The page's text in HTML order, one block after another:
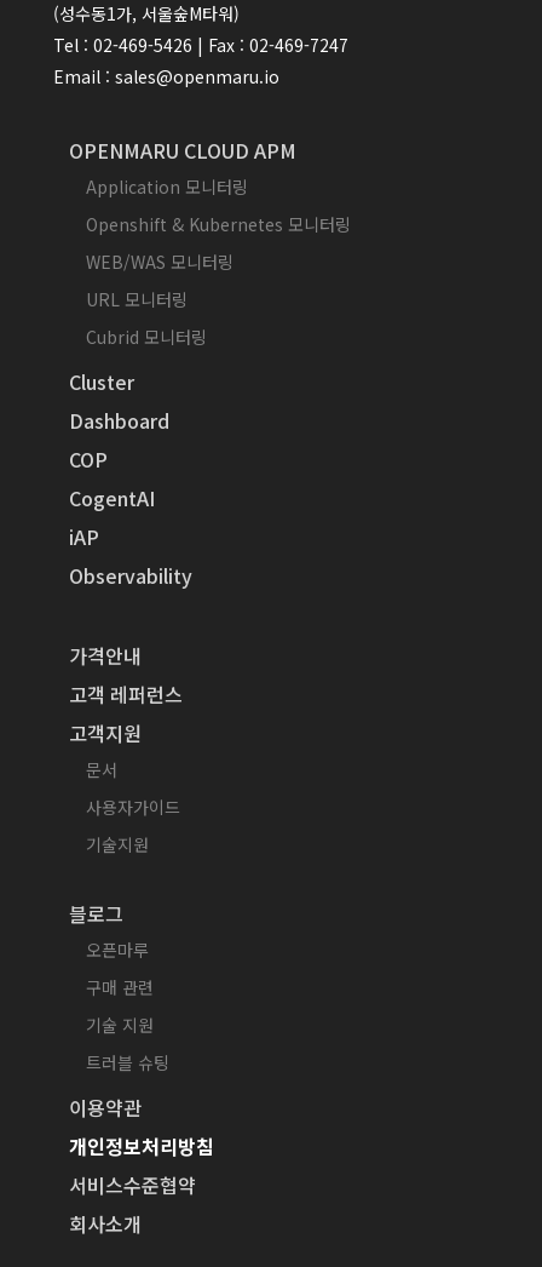
(성수동1가, 서울숲M타워)
Tel : 02-469-5426 | Fax : 02-469-7247
Email : sales@openmaru.io
OPENMARU CLOUD APM
Application 모니터링
Openshift & Kubernetes 모니터링
WEB/WAS 모니터링
URL 모니터링
Cubrid 모니터링
Cluster
Dashboard
COP
CogentAI
iAP
Observability
가격안내
고객 레퍼런스
고객지원
문서
사용자가이드
기술지원
블로그
오픈마루
구매 관련
기술 지원
트러블 슈팅
이용약관
개인정보처리방침
서비스수준협약
회사소개